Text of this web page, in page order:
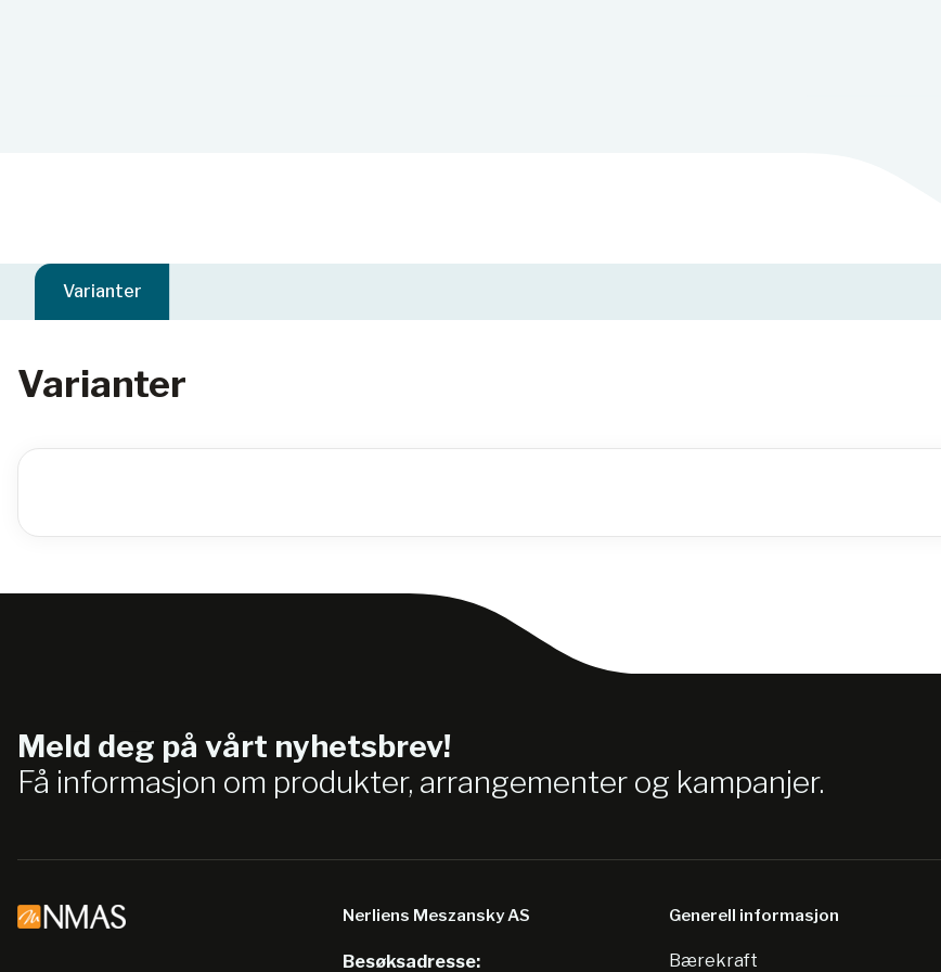
Varianter
Varianter
Meld deg på vårt nyhetsbrev!
Få informasjon om produkter, arrangementer og kampanjer.
Nerliens Meszansky AS
Besøksadresse:
Generell informasjon
Bærekraft